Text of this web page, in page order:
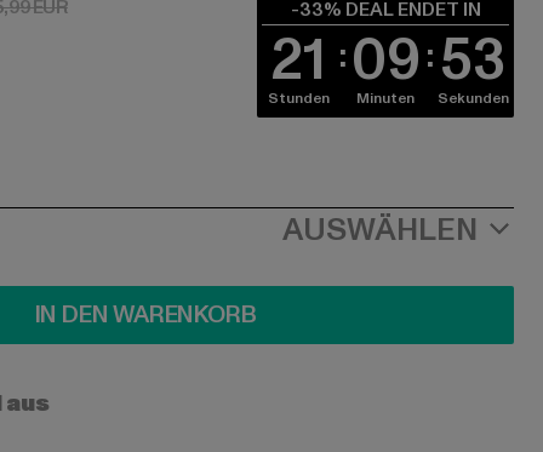
EURAktionspreis: 35,99 EUR -33% DEAL ENDET IN
21
Stunden 09
Minuten 52
Sekunden
AUSWÄHLEN
IN DEN WARENKORB